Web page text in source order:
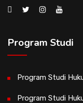
Program Studi
Program Studi
Program Studi